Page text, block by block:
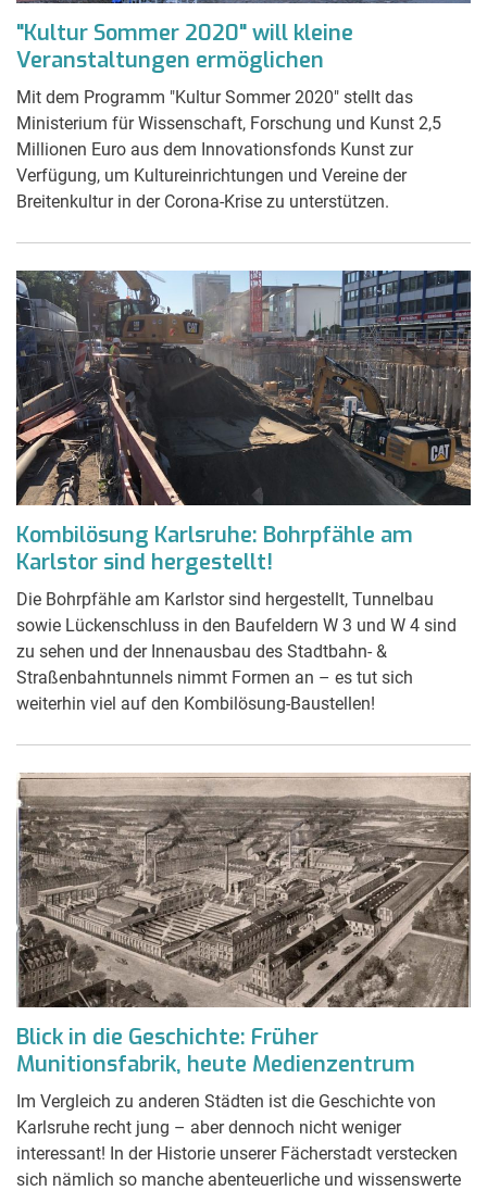
"Kultur Sommer 2020" will kleine
Veranstaltungen ermöglichen
Mit dem Programm "Kultur Sommer 2020" stellt das
Ministerium für Wissenschaft, Forschung und Kunst 2,5
Millionen Euro aus dem Innovationsfonds Kunst zur
Verfügung, um Kultureinrichtungen und Vereine der
Breitenkultur in der Corona-Krise zu unterstützen.
Kombilösung Karlsruhe: Bohrpfähle am
Karlstor sind hergestellt!
Die Bohrpfähle am Karlstor sind hergestellt, Tunnelbau
sowie Lückenschluss in den Baufeldern W 3 und W 4 sind
zu sehen und der Innenausbau des Stadtbahn- &
Straßenbahntunnels nimmt Formen an – es tut sich
weiterhin viel auf den Kombilösung-Baustellen!
Blick in die Geschichte: Früher
Munitionsfabrik, heute Medienzentrum
Im Vergleich zu anderen Städten ist die Geschichte von
Karlsruhe recht jung – aber dennoch nicht weniger
interessant! In der Historie unserer Fächerstadt verstecken
sich nämlich so manche abenteuerliche und wissenswerte